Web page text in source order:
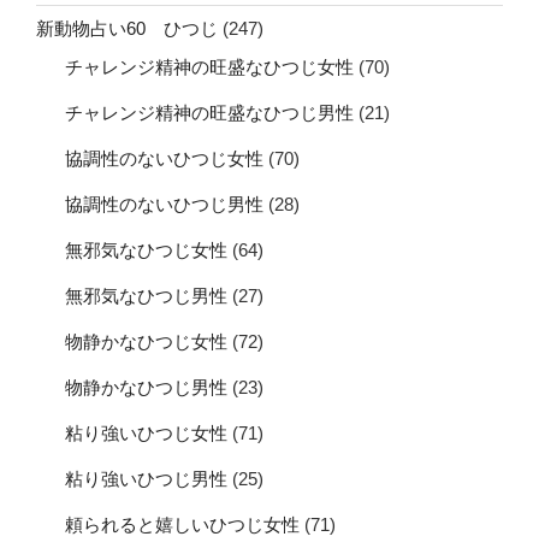
新動物占い60 ひつじ (247)
チャレンジ精神の旺盛なひつじ女性 (70)
チャレンジ精神の旺盛なひつじ男性 (21)
協調性のないひつじ女性 (70)
協調性のないひつじ男性 (28)
無邪気なひつじ女性 (64)
無邪気なひつじ男性 (27)
物静かなひつじ女性 (72)
物静かなひつじ男性 (23)
粘り強いひつじ女性 (71)
粘り強いひつじ男性 (25)
頼られると嬉しいひつじ女性 (71)